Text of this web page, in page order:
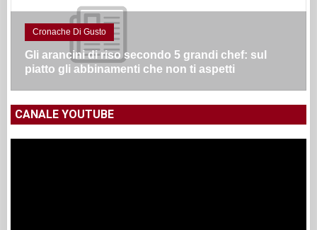
Cronache Di Gusto
Gli arancini di riso secondo 5 grandi chef: sul
piatto gli abbinamenti che non ti aspetti
CANALE YOUTUBE